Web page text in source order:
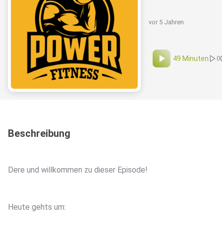
vor 5 Jahren
49 Minuten 0
Beschreibung
Dere und willkommen zu dieser Episode!
Heute gehts um: